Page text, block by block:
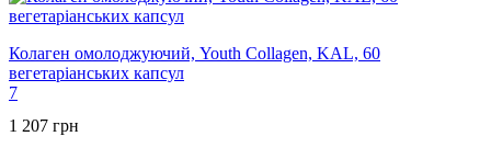
Колаген омолоджуючий, Youth Collagen, KAL, 60
вегетаріанських капсул
7
1 207 грн